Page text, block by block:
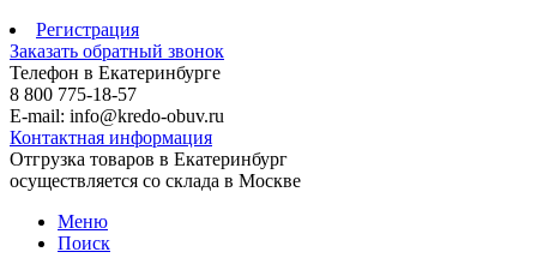
Регистрация
Заказать обратный звонок
Телефон в Екатеринбурге
8 800 775-18-57
E-mail: info@kredo-obuv.ru
Контактная информация
Отгрузка товаров в Екатеринбург
осуществляется со склада в Москве
Меню
Поиск